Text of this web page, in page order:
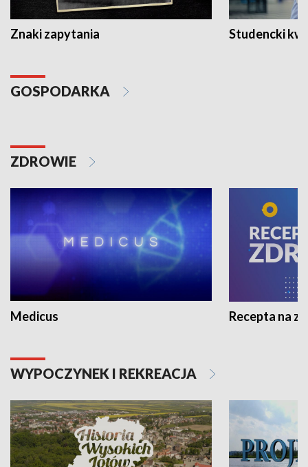
Znaki zapytania Studencki
GOSPODARKA
ZDROWIE
Medicus Recepta na
WYPOCZYNEK I REKREACJA